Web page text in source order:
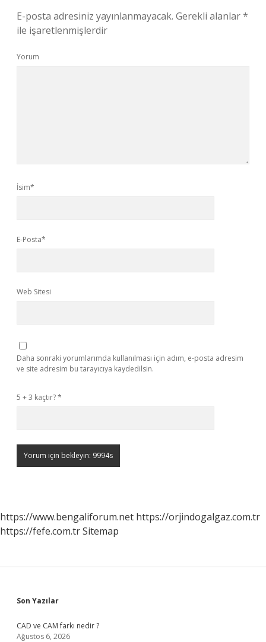
E-posta adresiniz yayınlanmayacak. Gerekli alanlar*
ile işaretlenmişlerdir
Yorum
İsim*
E-Posta*
Web Sitesi
Daha sonraki yorumlarımda kullanılması için adım, e-posta adresim
ve site adresim bu tarayıcıya kaydedilsin.
5 + 3 kaçtır?*
https://www.bengaliforum.net https://orjindogalgaz.com.tr
https://fefe.com.trSitemap
Sidebar
Son Yazılar
CAD ve CAM farkı nedir ?
Ağustos 6, 2026